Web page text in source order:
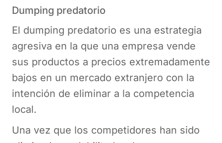
Dumping predatorio
El dumping predatorio es una estrategia
agresiva en la que una empresa vende
sus productos a precios extremadamente
bajos en un mercado extranjero con la
intención de eliminar a la competencia
local.
Una vez que los competidores han sido